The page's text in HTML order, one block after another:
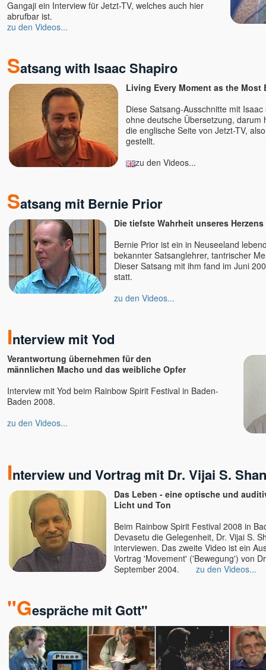
Mahima
Maitreya †
Manik
Marc Stollreiter Herz-Prophet
Marco Sein
Marcus Powarzynski
Mari Nil †
Maria Anna Groß
Mariam Nour
Mariam Thomas Sura u.
Teresa Sura
Mariananda
Marie (Venu)
Mario Hirt
Marlon
Martina Gallmetzer
Meike Schütt
Michael Roads
Moksha
Mooji
Naho Owada
Narada
Neeru
Niina
Nisargadatta
Nishkàma
Nishta
Olena
Oliver
Osho
Padma u. Torsten
Papaji
Gangaji ein Interview für Jetzt-TV, welches auch hier
abrufbar ist.
zu den Videos...
Satsang with Isaac Shapiro
Living Every Moment as the Most
Diese Satsang-Ausschnitte mit
ohne deutsche Übersetzung, darum
die englische Seite von Jetzt-TV,
gestellt.
zu den Videos...
Satsang mit Bernie Prior
Die tiefste Wahrheit unseres
Bernie Prior ist ein in Neuseeland
bekannter Satsanglehrer, tantrischer
Dieser Satsang mit ihm fand im Juni
statt.
zu den Videos...
Interview mit Yod
Verantwortung übernehmen für den
männlichen Macho und das weibliche Opfer
Interview mit Yod beim Rainbow Spirit Festival in Baden-
Baden 2008.
zu den Videos...
Interview und Vortrag mit Dr. Vijai S.
Das Leben - eine optische und
Licht und Ton
Beim Rainbow Spirit Festival 2008 in
Devasetu die Gelegenheit, Dr. Vijai S.
interviewen. Das zweite Video ist ein
Vortrag 'Movement' ('Bewegung') von
September 2004. zu den Videos...
"Gespräche mit Gott"